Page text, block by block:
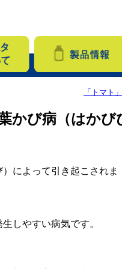
「トマト
かび病（はかび
によって引き起こされま
しやすい病気です。